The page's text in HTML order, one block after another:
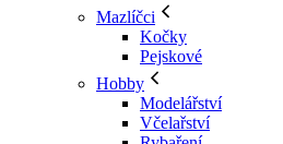
Mazlíčci
Kočky
Pejskové
Hobby
Modelářství
Včelařství